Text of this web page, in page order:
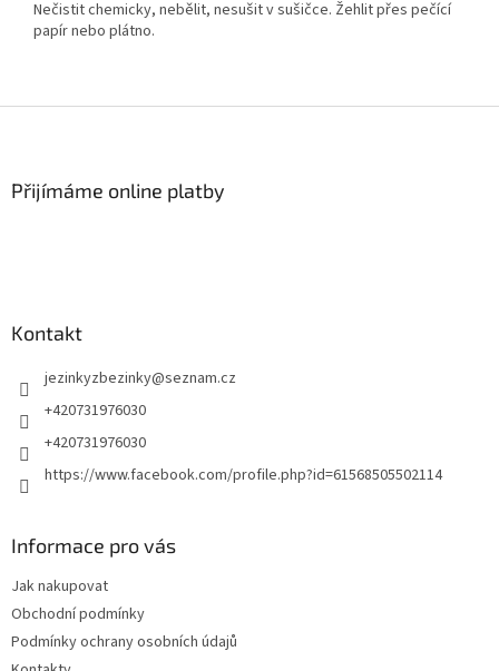
Nečistit chemicky, nebělit, nesušit v sušičce. Žehlit přes pečící
papír nebo plátno.
Přijímáme online platby
Kontakt
jezinkyzbezinky@seznam.cz
+420731976030
+420731976030
https://www.facebook.com/profile.php?id=61568505502114
Informace pro vás
Jak nakupovat
Obchodní podmínky
Podmínky ochrany osobních údajů